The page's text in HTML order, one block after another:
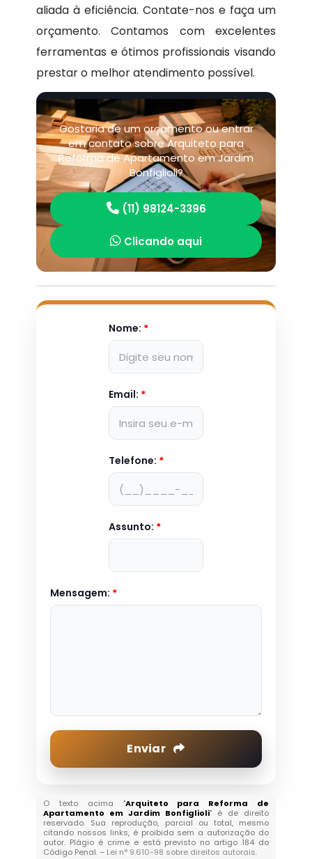
aliada à eficiência. Contate-nos e faça um
orçamento. Contamos com excelentes
ferramentas e ótimos profissionais visando
prestar o melhor atendimento possível.
Gostaria de um orçamento ou entrar
em contato sobre Arquiteto para
Reforma de Apartamento em Jardim
Bonfiglioli?
(11) 98124-3396
Clicando aqui
Nome: *
Email: *
Telefone: *
Assunto: *
Mensagem: *
Enviar
O texto acima "Arquiteto para Reforma de
Apartamento em Jardim Bonfiglioli" é de direito
reservado. Sua reprodução, parcial ou total, mesmo
citando nossos links, é proibida sem a autorização do
autor. Plágio é crime e está previsto no artigo 184 do
Código Penal. – Lei n° 9.610-98 sobre direitos autorais.